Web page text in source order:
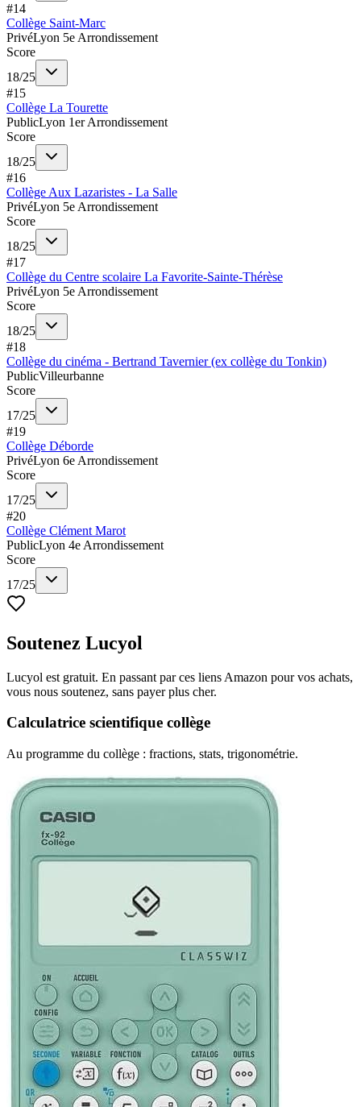
#14
Collège Saint-Marc
PrivéLyon 5e Arrondissement
Score
18/25
#15
Collège La Tourette
PublicLyon 1er Arrondissement
Score
18/25
#16
Collège Aux Lazaristes - La Salle
PrivéLyon 5e Arrondissement
Score
18/25
#17
Collège du Centre scolaire La Favorite-Sainte-Thérèse
PrivéLyon 5e Arrondissement
Score
18/25
#18
Collège du cinéma - Bertrand Tavernier (ex collège du Tonkin)
PublicVilleurbanne
Score
17/25
#19
Collège Déborde
PrivéLyon 6e Arrondissement
Score
17/25
#20
Collège Clément Marot
PublicLyon 4e Arrondissement
Score
17/25
Soutenez Lucyol
Lucyol est gratuit. En passant par ces liens Amazon pour vos achats,
vous nous soutenez, sans payer plus cher.
Calculatrice scientifique collège
Au programme du collège : fractions, stats, trigonométrie.